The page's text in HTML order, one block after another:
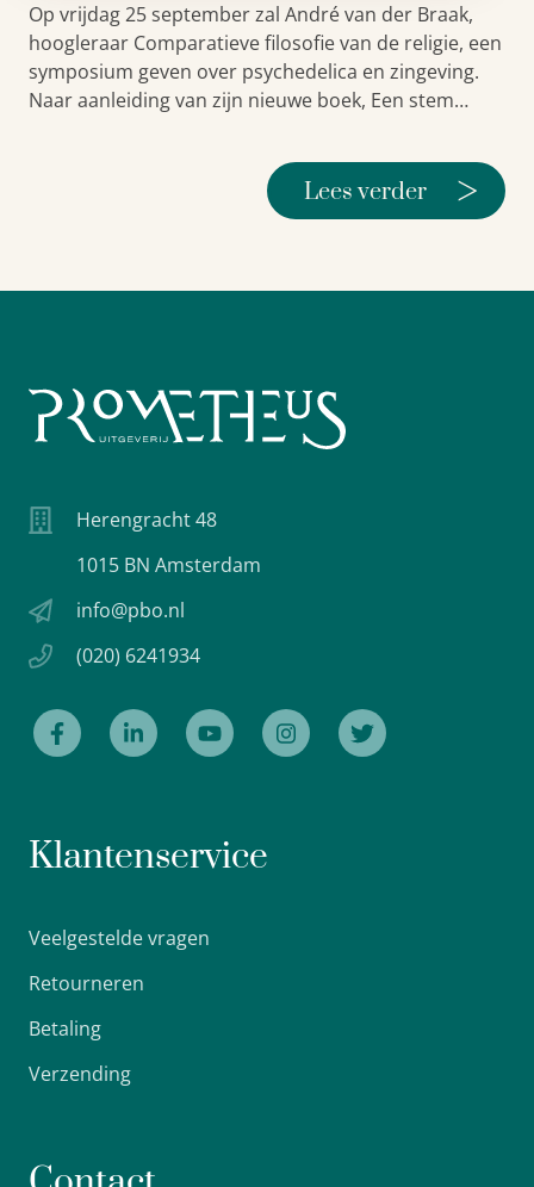
Op vrijdag 25 september zal André van der Braak,
hoogleraar Comparatieve filosofie van de religie, een
symposium geven over psychedelica en zingeving.
Naar aanleiding van zijn nieuwe boek, Een stem…
Lees verder >
Herengracht 48
1015 BN Amsterdam
info@pbo.nl
(020) 6241934
Klantenservice
Veelgestelde vragen
Retourneren
Betaling
Verzending